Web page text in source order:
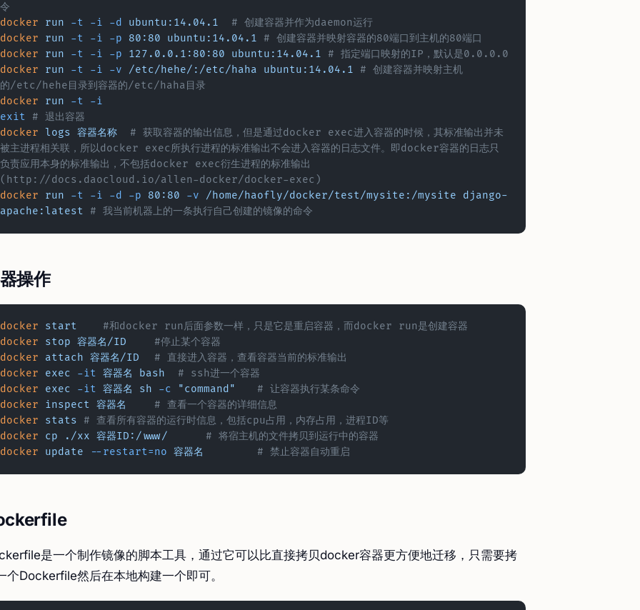
令
docker run -t -i -d ubuntu:14.04.1
  # 创建容器并作为daemon运行
docker run -t -i -p 80:80 ubuntu:14.04.1 # 创建容器并映射容器的80端口到主机的80端口
docker run -t -i -p 127.0.0.1:80:80 ubuntu:14.04.1 # 指定端口映射的IP，默认是0.0.0.0
docker run -t -i -v /etc/hehe/:/etc/haha ubuntu:14.04.1 # 创建容器并映射主机
的/etc/hehe目录到容器的/etc/haha目录
docker run -t -i
exit # 退出容器
docker logs 容器名称
  # 获取容器的输出信息，但是通过docker exec进入容器的时候，其标准输出并未
被主进程相关联，所以docker exec所执行进程的标准输出不会进入容器的日志文件。即docker容器的日志只
负责应用本身的标准输出，不包括docker exec衍生进程的标准输出
(http://docs.daocloud.io/allen-docker/docker-exec)
docker run -t -i -d -p 80:80 -v /home/haofly/docker/test/mysite:/mysite django-
apache:latest # 我当前机器上的一条执行自己创建的镜像的命令
操作
docker start
	#和docker run后面参数一样，只是它是重启容器，而docker run是创建容器
docker stop 容器名/ID
	#停止某个容器
docker attach 容器名/ID
	# 直接进入容器，查看容器当前的标准输出
docker exec -it 容器名 bash
  # ssh进一个容器
docker exec -it 容器名 sh -c "command"
	# 让容器执行某条命令
docker inspect 容器名
	# 查看一个容器的详细信息
docker stats # 查看所有容器的运行时信息，包括cpu占用，内存占用，进程ID等
docker cp ./xx 容器ID:/www/
	# 将宿主机的文件拷贝到运行中的容器
docker update --restart=no 容器名
	# 禁止容器自动重启
是一个制作镜像的脚本工具，通过它可以比直接拷贝docker容器更方便地迁移，只需要拷
个Dockerfile然后在本地构建一个即可。